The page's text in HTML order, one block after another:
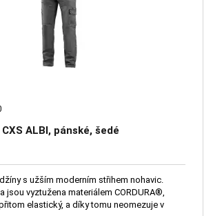
ALBI, pánské, šedé
s užším moderním střihem nohavic.
jsou vyztužena materiálem CORDURA®,
elastický, a díky tomu neomezuje v